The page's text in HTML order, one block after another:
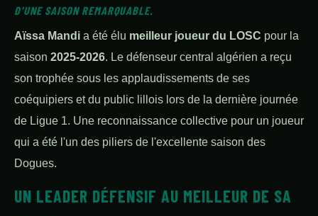
D'UNE SAISON REMARQUABLE.
Aïssa Mandi a été élu meilleur joueur du LOSC pour la
saison 2025-2026. Le défenseur central algérien a reçu
son trophée sous les applaudissements de ses
coéquipiers et du public lillois lors de la dernière journée
de Ligue 1. Une reconnaissance collective pour un joueur
qui a été l'un des piliers de l'excellente saison des
Dogues.
UN LEADER DÉFENSIF AU MEILLEUR DE SA